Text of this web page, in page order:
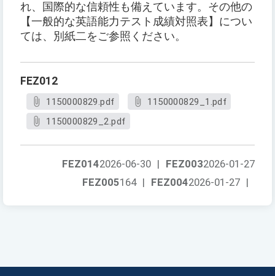
れ、国際的な信頼性も備えています。その他の
【一般的な英語能力テスト成績対照表】につい
ては、別紙二をご参照ください。
FEZ012
1150000829.pdf
1150000829_1.pdf
1150000829_2.pdf
FEZ0032026-01-27
FEZ0142026-06-30 |
FEZ0042026-01-27 |
FEZ005164 |